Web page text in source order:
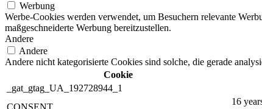
Werbung
Werbe-Cookies werden verwendet, um Besuchern relevante
maßgeschneiderte Werbung bereitzustellen.
Andere
Andere
Andere nicht kategorisierte Cookies sind solche, die gerade
Cookie
_gat_gtag_UA_192728944_1
16